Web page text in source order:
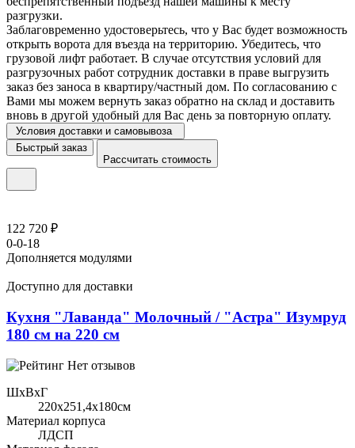
разгрузки.
Заблаговременно удостоверьтесь, что у Вас будет возможность
открыть ворота для въезда на территорию. Убедитесь, что
грузовой лифт работает. В случае отсутствия условий для
разгрузочных работ сотрудник доставки в праве выгрузить
заказ без заноса в квартиру/частный дом. По согласованию с
Вами мы можем вернуть заказ обратно на склад и доставить
вновь в другой удобный для Вас день за повторную оплату.
Условия доставки и самовывоза
Быстрый заказ
Рассчитать стоимость
122 720 ₽
0-0-18
Дополняется модулями
Доступно для доставки
Кухня "Лаванда" Молочный / "Астра" Изумруд
180 см на 220 см
Нет отзывов
ШхВхГ
220x251,4х180см
Материал корпуса
ЛДСП